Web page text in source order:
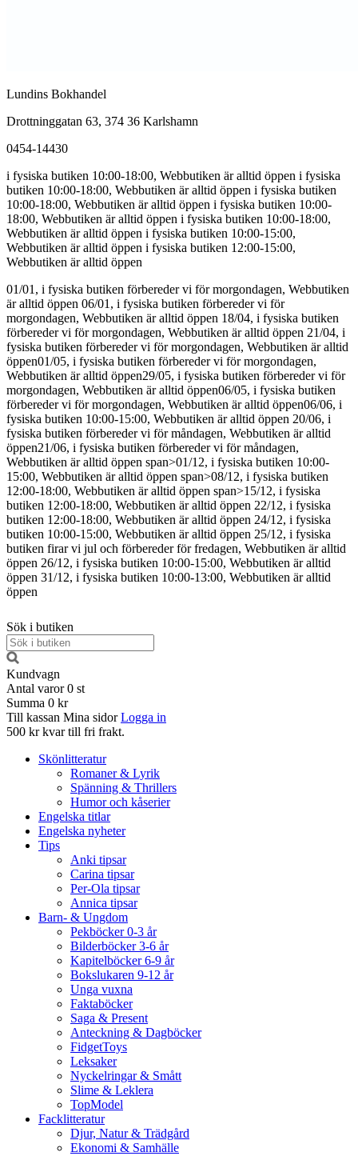
Lundins Bokhandel
Drottninggatan 63, 374 36 Karlshamn
0454-14430
i fysiska butiken 10:00-18:00, Webbutiken är alltid öppen i fysiska
butiken 10:00-18:00, Webbutiken är alltid öppen i fysiska butiken
10:00-18:00, Webbutiken är alltid öppen i fysiska butiken 10:00-
18:00, Webbutiken är alltid öppen i fysiska butiken 10:00-18:00,
Webbutiken är alltid öppen i fysiska butiken 10:00-15:00,
Webbutiken är alltid öppen i fysiska butiken 12:00-15:00,
Webbutiken är alltid öppen
01/01, i fysiska butiken förbereder vi för morgondagen, Webbutiken
är alltid öppen 06/01, i fysiska butiken förbereder vi för
morgondagen, Webbutiken är alltid öppen 18/04, i fysiska butiken
förbereder vi för morgondagen, Webbutiken är alltid öppen 21/04, i
fysiska butiken förbereder vi för morgondagen, Webbutiken är alltid
öppen01/05, i fysiska butiken förbereder vi för morgondagen,
Webbutiken är alltid öppen29/05, i fysiska butiken förbereder vi för
morgondagen, Webbutiken är alltid öppen06/05, i fysiska butiken
förbereder vi för morgondagen, Webbutiken är alltid öppen06/06, i
fysiska butiken 10:00-15:00, Webbutiken är alltid öppen 20/06, i
fysiska butiken förbereder vi för måndagen, Webbutiken är alltid
öppen21/06, i fysiska butiken förbereder vi för måndagen,
Webbutiken är alltid öppen span>01/12, i fysiska butiken 10:00-
15:00, Webbutiken är alltid öppen span>08/12, i fysiska butiken
12:00-18:00, Webbutiken är alltid öppen span>15/12, i fysiska
butiken 12:00-18:00, Webbutiken är alltid öppen 22/12, i fysiska
butiken 12:00-18:00, Webbutiken är alltid öppen 24/12, i fysiska
butiken 10:00-15:00, Webbutiken är alltid öppen 25/12, i fysiska
butiken firar vi jul och förbereder för fredagen, Webbutiken är alltid
öppen 26/12, i fysiska butiken 10:00-15:00, Webbutiken är alltid
öppen 31/12, i fysiska butiken 10:00-13:00, Webbutiken är alltid
öppen
Sök i butiken
Kundvagn
Antal varor 0 st
Summa 0 kr
Till kassan Mina sidor Logga in
500 kr kvar till fri frakt.
Skönlitteratur
Romaner & Lyrik
Spänning & Thrillers
Humor och kåserier
Engelska titlar
Engelska nyheter
Tips
Anki tipsar
Carina tipsar
Per-Ola tipsar
Annica tipsar
Barn- & Ungdom
Pekböcker 0-3 år
Bilderböcker 3-6 år
Kapitelböcker 6-9 år
Bokslukaren 9-12 år
Unga vuxna
Faktaböcker
Saga & Present
Anteckning & Dagböcker
FidgetToys
Leksaker
Nyckelringar & Smått
Slime & Leklera
TopModel
Facklitteratur
Djur, Natur & Trädgård
Ekonomi & Samhälle